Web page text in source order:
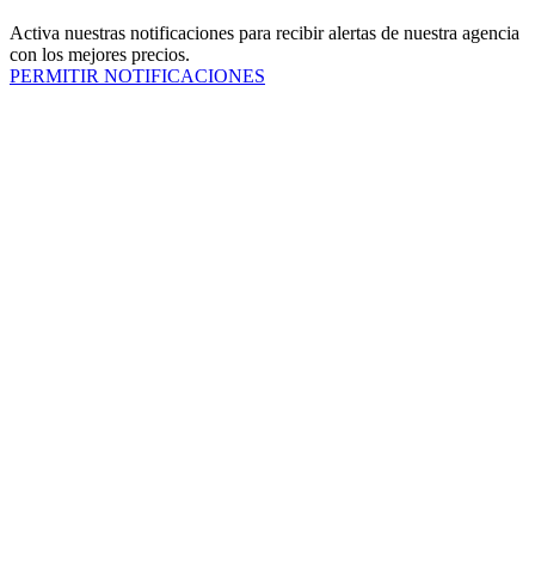
Activa nuestras notificaciones para recibir alertas de nuestra agencia
con los mejores precios.
PERMITIR NOTIFICACIONES